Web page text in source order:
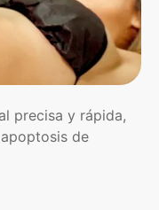
precisa y rápida,
de